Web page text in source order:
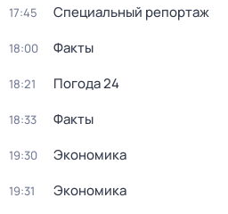
17:45 Специальный репортаж
18:00 Факты
18:21 Погода 24
18:33 Факты
19:30 Экономика
19:31 Экономика